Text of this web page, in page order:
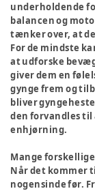
underholdende
balancen og
tænker over, at
For de mindste
at udforske
giver dem en
gynge frem og
bliver
den forvandles
enhjørning.
Mange
Når det kommer
nogensinde før.